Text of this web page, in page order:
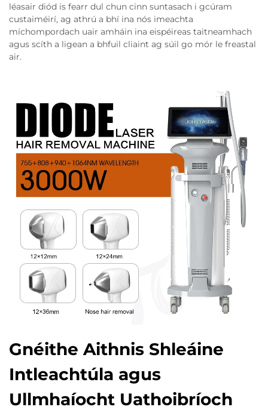
léasair diód is fearr dul chun cinn suntasach i gcúram
custaiméirí, ag athrú a bhí ina nós imeachta
míchompordach uair amháin ina eispéireas taitneamhach
agus scíth a ligean a bhfuil cliaint ag súil go mór le freastal
air.
Gnéithe Aithnis Shleáine
Intleachtúla agus
Ullmhaíocht Uathoibríoch